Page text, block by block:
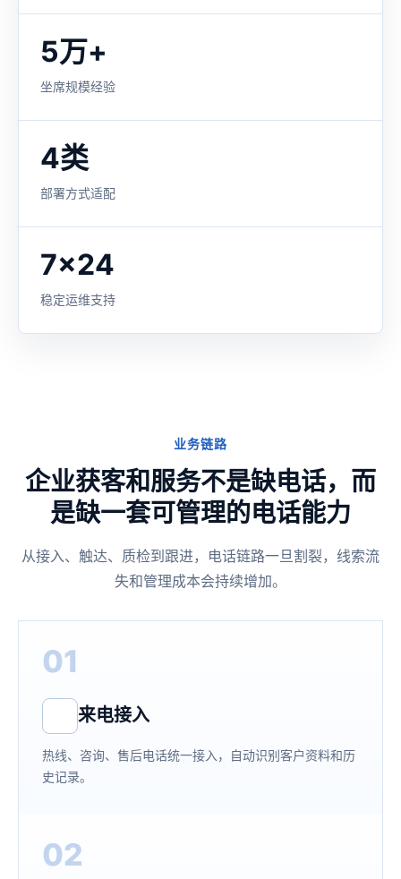
5万+
坐席规模经验
4类
部署方式适配
7x24
稳定运维支持
业务链路
企业获客和服务不是缺电话，而
是缺一套可管理的电话能力
从接入、触达、质检到跟进，电话链路一旦割裂，线索流
失和管理成本会持续增加。
01
来电接入
热线、咨询、售后电话统一接入，自动识别客户资料和历
史记录。
02